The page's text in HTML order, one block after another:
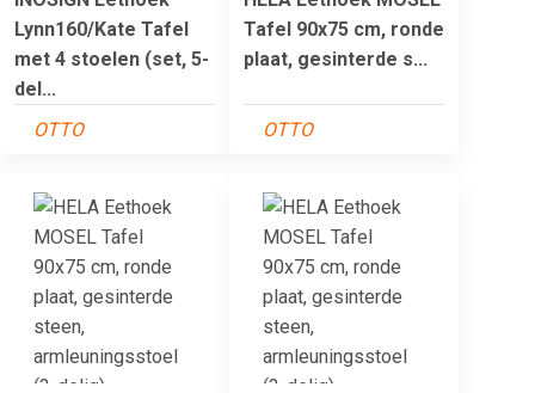
Lynn160/Kate Tafel
met 4 stoelen (set, 5-
del...
OTTO
Tafel 90x75 cm, ronde
plaat, gesinterde s...
OTTO